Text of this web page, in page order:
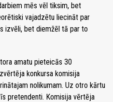
mēs vēl tiksim, bet
vajadzētu liecināt par
izvēli, bet diemžēl tā par to
amatu pieteicās 30
konkursa komisija
nolikumam. Uz otro kārtu
pretendenti. Komisija vērtēja